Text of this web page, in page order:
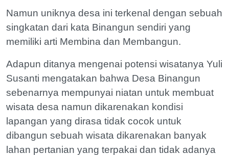
Namun uniknya desa ini terkenal dengan sebuah
singkatan dari kata Binangun sendiri yang
memiliki arti Membina dan Membangun.
Adapun ditanya mengenai potensi wisatanya Yuli
Susanti mengatakan bahwa Desa Binangun
sebenarnya mempunyai niatan untuk membuat
wisata desa namun dikarenakan kondisi
lapangan yang dirasa tidak cocok untuk
dibangun sebuah wisata dikarenakan banyak
lahan pertanian yang terpakai dan tidak adanya